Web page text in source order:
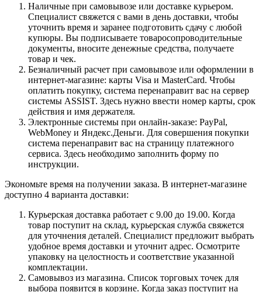
Наличные при самовывозе или доставке курьером.
Специалист свяжется с вами в день доставки, чтобы
уточнить время и заранее подготовить сдачу с любой
купюры. Вы подписываете товаросопроводительные
документы, вносите денежные средства, получаете
товар и чек.
Безналичный расчет при самовывозе или оформлении в
интернет-магазине: карты Visa и MasterCard. Чтобы
оплатить покупку, система перенаправит вас на сервер
системы ASSIST. Здесь нужно ввести номер карты, срок
действия и имя держателя.
Электронные системы при онлайн-заказе: PayPal,
WebMoney и Яндекс.Деньги. Для совершения покупки
система перенаправит вас на страницу платежного
сервиса. Здесь необходимо заполнить форму по
инструкции.
Экономьте время на получении заказа. В интернет-магазине
доступно 4 варианта доставки:
Курьерская доставка работает с 9.00 до 19.00. Когда
товар поступит на склад, курьерская служба свяжется
для уточнения деталей. Специалист предложит выбрать
удобное время доставки и уточнит адрес. Осмотрите
упаковку на целостность и соответствие указанной
комплектации.
Самовывоз из магазина. Список торговых точек для
выбора появится в корзине. Когда заказ поступит на